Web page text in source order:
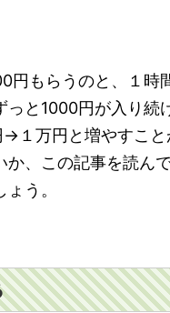
円もらうのと、１時
っと1000円が入り続
１万円と増やすこと
か、この記事を読ん
う。